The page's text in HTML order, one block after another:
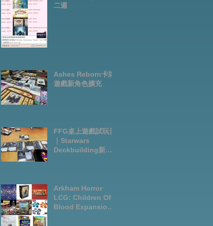
二週
Ashes Reborn卡牌
遊戲新角色擴充
FFG桌上遊戲試玩日
｜Starwars
Deckbuilding新擴
deck
Arkham Horror
LCG: Children Of
Blood Expansion